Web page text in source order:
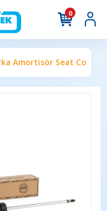
0
Amortisör Seat